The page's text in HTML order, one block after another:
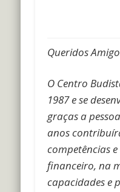
Queridos
O Centro
1987 e se
graças a
anos
competências
financeiro, na
capacidades e